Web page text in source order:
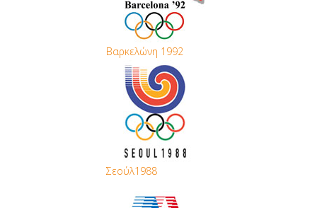
Βαρκελώνη 1992
Σεούλ1988